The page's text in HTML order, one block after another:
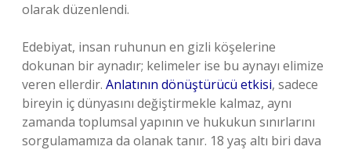
olarak düzenlendi.
Edebiyat, insan ruhunun en gizli köşelerine
dokunan bir aynadır; kelimeler ise bu aynayı elimize
veren ellerdir. Anlatının dönüştürücü etkisi, sadece
bireyin iç dünyasını değiştirmekle kalmaz, aynı
zamanda toplumsal yapının ve hukukun sınırlarını
sorgulamamıza da olanak tanır. 18 yaş altı biri dava